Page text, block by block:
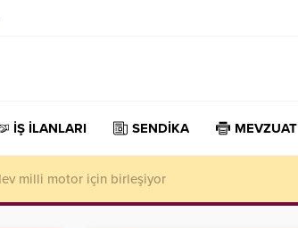
İŞ İLANLARI SENDİKA MEVZUAT
milli motor için birleşiyor